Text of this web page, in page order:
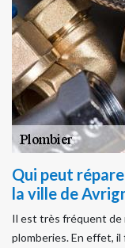
Qui peut
la ville de
Il est très fréquent de
plomberies. En effet,